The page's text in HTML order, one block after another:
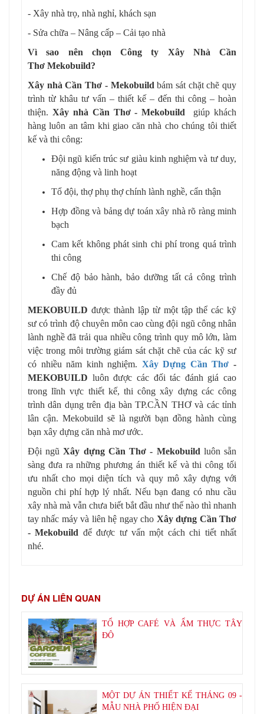
- Xây nhà trọ, nhà nghỉ, khách sạn
- Sửa chữa – Nâng cấp – Cải tạo nhà
Vì sao nên chọn Công ty Xây Nhà Cần
Thơ Mekobuild?
Xây nhà Cần Thơ - Mekobuild bám sát chặt chẽ quy
trình từ khâu tư vấn – thiết kế – đến thi công – hoàn
thiện. Xây nhà Cần Thơ - Mekobuild giúp khách
hàng luôn an tâm khi giao căn nhà cho chúng tôi thiết
kế và thi công:
Đội ngũ kiến trúc sư giàu kinh nghiệm và tư duy,
năng động và linh hoạt
Tổ đội, thợ phụ thợ chính lành nghề, cẩn thận
Hợp đồng và bảng dự toán xây nhà rõ ràng minh
bạch
Cam kết không phát sinh chi phí trong quá trình
thi công
Chế độ bảo hành, bảo dưỡng tất cả công trình
đầy đủ
MEKOBUILD được thành lập từ một tập thể các kỹ
sư có trình độ chuyên môn cao cùng đội ngũ công nhân
lành nghề đã trải qua nhiều công trình quy mô lớn, làm
việc trong môi trường giám sát chặt chẽ của các kỹ sư
có nhiều năm kinh nghiệm. Xây Dựng Cần Thơ -
MEKOBUILD luôn được các đối tác đánh giá cao
trong lĩnh vực thiết kế, thi công xây dựng các công
trình dân dụng trên địa bàn TP.CẦN THƠ và các tỉnh
lân cận. Mekobuild sẽ là người bạn đồng hành cùng
bạn xây dựng căn nhà mơ ước.
Đội ngũXây dựng Cần Thơ - Mekobuild luôn sẵn
sàng đưa ra những phương án thiết kế và thi công tối
ưu nhất cho mọi diện tích và quy mô xây dựng với
nguồn chi phí hợp lý nhất. Nếu bạn đang có nhu cầu
xây nhà mà vẫn chưa biết bắt đầu như thế nào thì nhanh
tay nhấc máy và liên hệ ngay cho Xây dựng Cần Thơ
- Mekobuild để được tư vấn một cách chi tiết nhất
nhé.
DỰ ÁN LIÊN QUAN
TỔ HỢP CAFÉ VÀ ẨM THỰC TÂY
ĐÔ
MỘT DỰ ÁN THIẾT KẾ THÁNG 09 -
MẪU NHÀ PHỐ HIỆN ĐẠI